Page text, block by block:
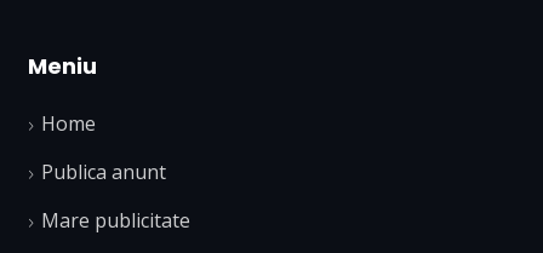
Meniu
Home
Publica anunt
Mare publicitate